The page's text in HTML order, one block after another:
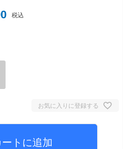
税込
お気に入りに登録する
ートに追加